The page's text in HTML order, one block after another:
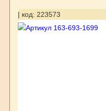
| код: 223573